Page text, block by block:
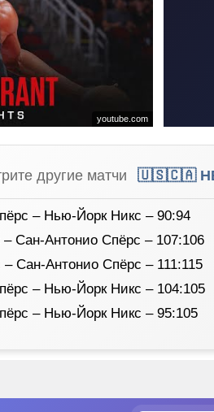
youtube.com
другие матчи 🇺🇸🇨🇦
– Нью-Йорк Никс – 90:94
Сан-Антонио Спёрс – 107:106
Сан-Антонио Спёрс – 111:115
– Нью-Йорк Никс – 104:105
– Нью-Йорк Никс – 95:105